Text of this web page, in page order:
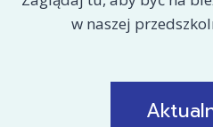
w naszej